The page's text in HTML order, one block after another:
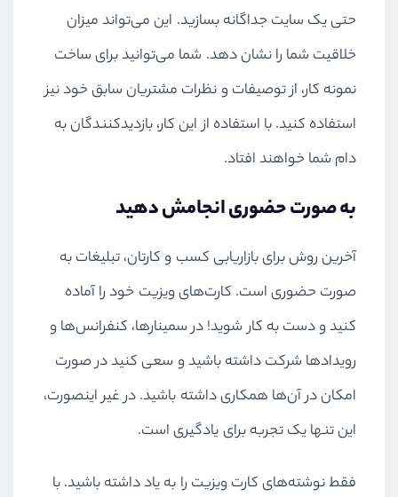
حتی یک سایت جداگانه بسازید. این می‌تواند میزان
خلاقیت شما را نشان دهد. شما می‌توانید برای ساخت
نمونه کار، از توصیفات و نظرات مشتریان سابق خود نیز
استفاده کنید. با استفاده از این کار، بازدیدکنندگان به
دام شما خواهند افتاد.
به صورت حضوری انجامش دهید
آخرین روش برای بازاریابی کسب و کارتان، تبلیغات به
صورت حضوری است. کارت‌های ویزیت خود را آماده
کنید و دست به کار شوید! در سمینارها، کنفرانس‌ها و
رویدادها شرکت داشته باشید و سعی کنید در صورت
امکان در آن‌ها همکاری داشته باشید. در غیر اینصورت،
این تنها یک تجربه برای یادگیری است.
فقط نوشته‌های کارت ویزیت را به یاد داشته باشید. با